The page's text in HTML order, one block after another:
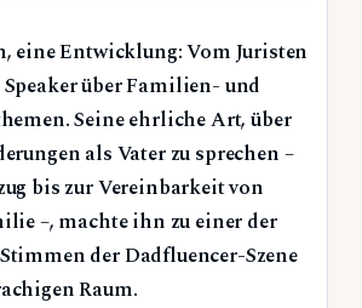
eine Entwicklung: Vom Juristen
über Familien- und
Seine ehrliche Art, über
als Vater zu sprechen –
bis zur Vereinbarkeit von
–, machte ihn zu einer der
der Dadfluencer-Szene
Raum.